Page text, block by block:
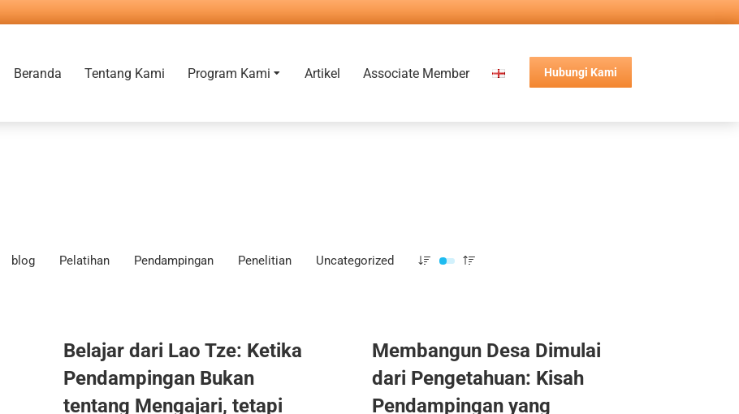
Beranda Tentang Kami Program Kami Artikel Associate Member Hubungi Kami
blog Pelatihan Pendampingan Penelitian Uncategorized
Belajar dari Lao Tze: Ketika
Pendampingan Bukan
tentang Mengajari, tetapi
Membangun Desa Dimulai
dari Pengetahuan: Kisah
Pendampingan yang